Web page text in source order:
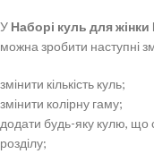
У Наборі куль для
можна зробити наступні
змінити кількість куль;
змінити колірну гаму;
додати будь-яку кулю, що
розділу;